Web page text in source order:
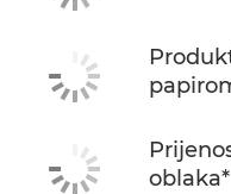
oblaka*